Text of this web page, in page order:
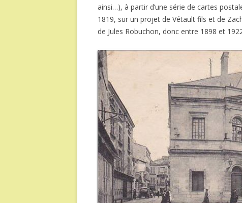
ainsi…), à partir d’une série de cartes
1819, sur un projet de Vétault fils et de
de Jules Robuchon, donc entre 1898 et